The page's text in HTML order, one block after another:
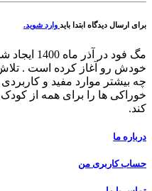
برای ارسال دیدگاه ابتدا باید وارد شوید.
خودش رو آغاز کرده است .
چه بیشتر موارد مفید و
خوراکی ها را برای همه از
کند.
درباره ما
حساب کاربری من